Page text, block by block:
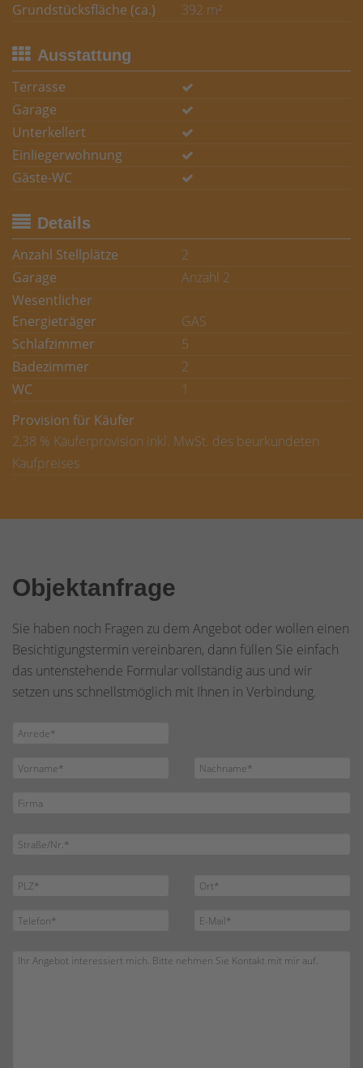
Grundstücksfläche (ca.)
392 m²
Ausstattung
Terrasse
Garage
Unterkellert
Einliegerwohnung
Gäste-WC
Details
Anzahl Stellplätze
2
Garage
Anzahl 2
Wesentlicher
Energieträger
GAS
Schlafzimmer
5
Badezimmer
2
WC
1
Provision für Käufer
2,38 % Käuferprovision inkl. MwSt. des beurkundeten
Kaufpreises
Objektanfrage
Sie haben noch Fragen zu dem Angebot oder wollen einen
Besichtigungstermin vereinbaren, dann füllen Sie einfach
das untenstehende Formular vollständig aus und wir
setzen uns schnellstmöglich mit Ihnen in Verbindung.